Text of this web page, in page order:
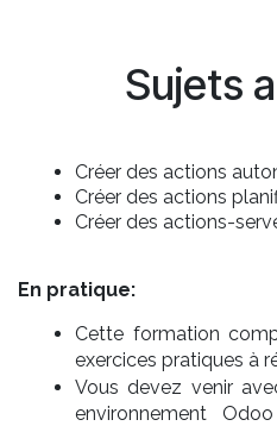
Sujets
Créer des actions
Créer des actions
Créer des actions-
En pratique:
Cette formation
exercices pratiques à
Vous devez venir
environnement